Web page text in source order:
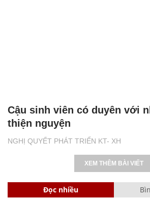
NGHỊ QUYẾT PHÁT TRIỂN KT- XH
Cậu sinh viên có duyên với
thiện nguyện
XEM THÊM BÀI VIẾT
Đọc nhiều